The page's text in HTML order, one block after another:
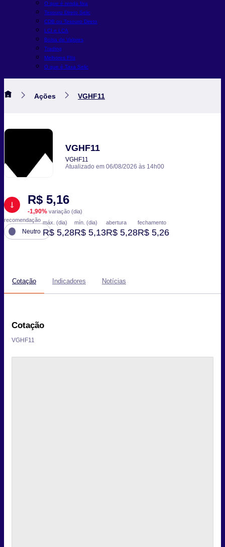
O que é renda fixa
Tesouro Direto Selic
CDB ou Tesouro Direto
LCI e LCA
Bolsa de Valores
Trading
Melhores FIIs
O que é Taxa Selic
Ações VGHF11
VGHF11
VGHF11
Atualizado em 06/08/2026 às 14h00
R$ 5,16
-1,90% variação (dia)
recomendação
Neutro
máx. (dia)
R$ 5,28
mín. (dia)
R$ 5,13
abertura
R$ 5,28
fechamento
R$ 5,26
Cotação Indicadores Notícias
Cotação
VGHF11